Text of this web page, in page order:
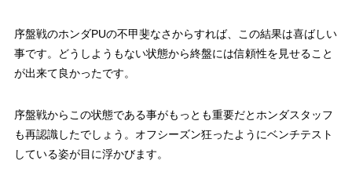
序盤戦のホンダPUの不甲斐なさからすれば、この結果は喜ばしい
事です。どうしようもない状態から終盤には信頼性を見せること
が出来て良かったです。
序盤戦からこの状態である事がもっとも重要だとホンダスタッフ
も再認識したでしょう。オフシーズン狂ったようにベンチテスト
している姿が目に浮かびます。